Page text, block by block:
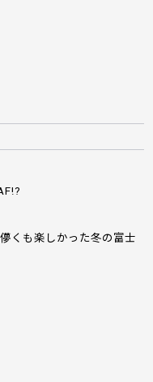
くも楽しかった冬の富士